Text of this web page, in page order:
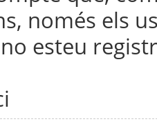
només els
esteu